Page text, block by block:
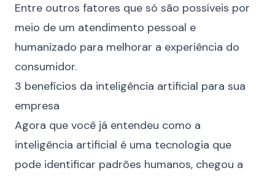
Entre outros fatores que só são possíveis por
meio de um atendimento pessoal e
humanizado para melhorar a experiência do
consumidor.
3 benefícios da inteligência artificial para sua
empresa
Agora que você já entendeu como a
inteligência artificial é uma tecnologia que
pode identificar padrões humanos, chegou a